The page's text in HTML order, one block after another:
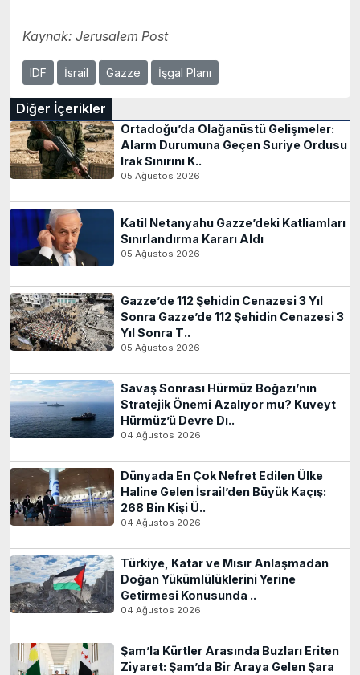
Kaynak: Jerusalem Post
IDF İsrail Gazze İşgal Planı
Diğer İçerikler
Ortadoğu’da Olağanüstü Gelişmeler:
Alarm Durumuna Geçen Suriye Ordusu
Irak Sınırını K..
05 Ağustos 2026
Katil Netanyahu Gazze’deki Katliamları
Sınırlandırma Kararı Aldı
05 Ağustos 2026
Gazze’de 112 Şehidin Cenazesi 3 Yıl
Sonra Gazze’de 112 Şehidin Cenazesi 3
Yıl Sonra T..
05 Ağustos 2026
Savaş Sonrası Hürmüz Boğazı’nın
Stratejik Önemi Azalıyor mu? Kuveyt
Hürmüz’ü Devre Dı..
04 Ağustos 2026
Dünyada En Çok Nefret Edilen Ülke
Haline Gelen İsrail’den Büyük Kaçış:
268 Bin Kişi Ü..
04 Ağustos 2026
Türkiye, Katar ve Mısır Anlaşmadan
Doğan Yükümlülüklerini Yerine
Getirmesi Konusunda ..
04 Ağustos 2026
Şam’la Kürtler Arasında Buzları Eriten
Ziyaret: Şam’da Bir Araya Gelen Şara